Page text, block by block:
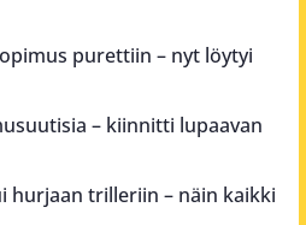
purettiin – nyt löytyi
– kiinnitti lupaavan
hurjaan trilleriin – näin kaikki